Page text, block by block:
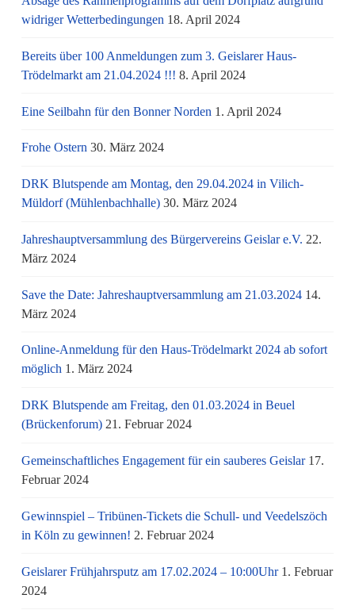
widriger Wetterbedingungen 18. April 2024
Bereits über 100 Anmeldungen zum 3. Geislarer Haus-
Trödelmarkt am 21.04.2024 !!! 8. April 2024
Eine Seilbahn für den Bonner Norden 1. April 2024
Frohe Ostern 30. März 2024
DRK Blutspende am Montag, den 29.04.2024 in Vilich-
Müldorf (Mühlenbachhalle) 30. März 2024
Jahreshauptversammlung des Bürgervereins Geislar e.V. 22.
März 2024
Save the Date: Jahreshauptversammlung am 21.03.2024 14.
März 2024
Online-Anmeldung für den Haus-Trödelmarkt 2024 ab sofort
möglich 1. März 2024
DRK Blutspende am Freitag, den 01.03.2024 in Beuel
(Brückenforum) 21. Februar 2024
Gemeinschaftliches Engagement für ein sauberes Geislar 17.
Februar 2024
Gewinnspiel – Tribünen-Tickets die Schull- und Veedelszöch
in Köln zu gewinnen! 2. Februar 2024
Geislarer Frühjahrsputz am 17.02.2024 – 10:00Uhr 1. Februar
2024